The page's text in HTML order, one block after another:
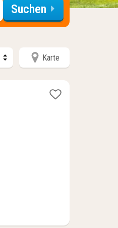
Suchen
Karte